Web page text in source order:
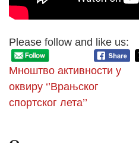
Please follow and like us:
Мноштво активности у
оквиру ‘’Врањског
спортског лета’’